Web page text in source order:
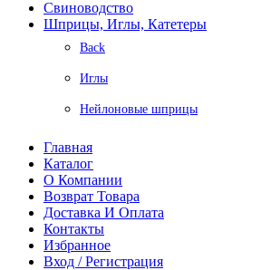
Свиноводство
Шприцы, Иглы, Катетеры
Back
Иглы
Нейлоновые шприцы
Главная
Каталог
О Компании
Возврат Товара
Доставка И Оплата
Контакты
Избранное
Вход / Регистрация